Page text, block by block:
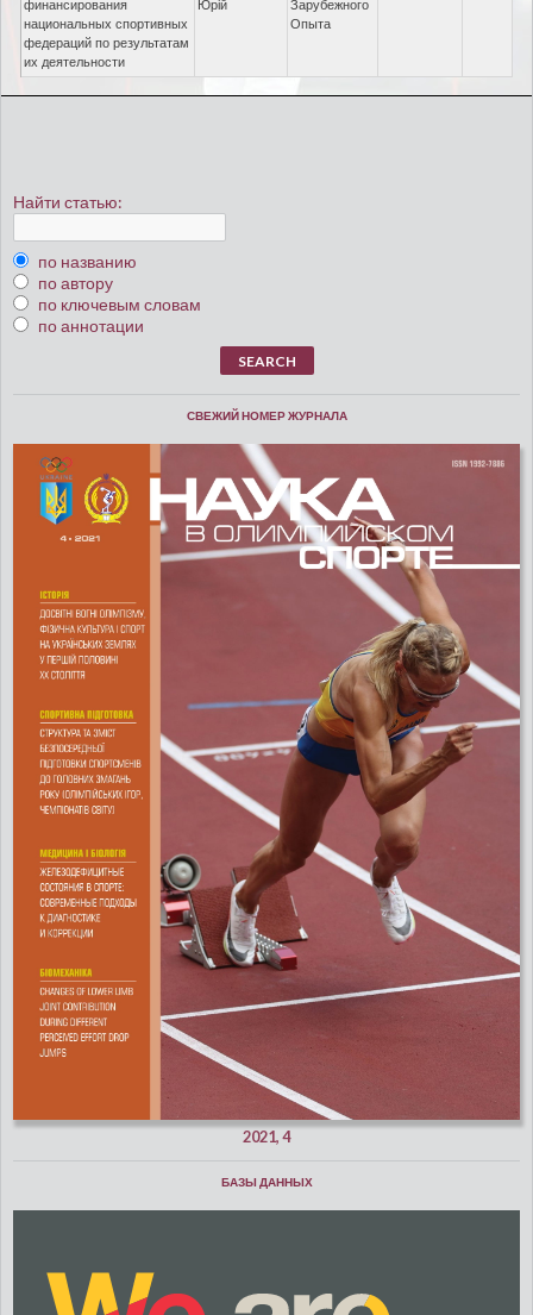
финансирования
национальных спортивных
федераций по результатам
их деятельности
Юрій
Зарубежного
Опыта
Найти статью:
по названию
по автору
по ключевым словам
по аннотации
СВЕЖИЙ НОМЕР ЖУРНАЛА
2021, 4
БАЗЫ ДАННЫХ